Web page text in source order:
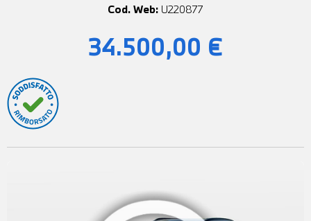
Cod. Web: U220877
34.500,00 €